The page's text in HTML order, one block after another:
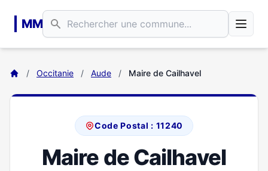
MM
/ Occitanie / Aude / Maire de Cailhavel
Code Postal : 11240
Maire de Cailhavel